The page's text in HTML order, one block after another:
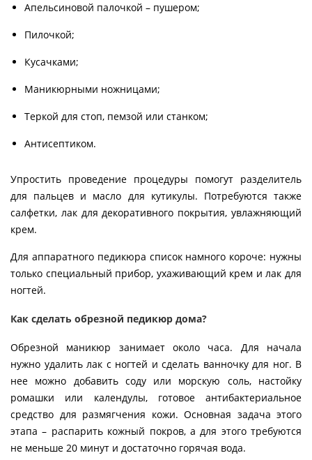
Апельсиновой палочкой – пушером;
Пилочкой;
Кусачками;
Маникюрными ножницами;
Теркой для стоп, пемзой или станком;
Антисептиком.
Упростить проведение процедуры помогут разделитель
для пальцев и масло для кутикулы. Потребуются также
салфетки, лак для декоративного покрытия, увлажняющий
крем.
Для аппаратного педикюра список намного короче: нужны
только специальный прибор, ухаживающий крем и лак для
ногтей.
Как сделать обрезной педикюр дома?
Обрезной маникюр занимает около часа. Для начала
нужно удалить лак с ногтей и сделать ванночку для ног. В
нее можно добавить соду или морскую соль, настойку
ромашки или календулы, готовое антибактериальное
средство для размягчения кожи. Основная задача этого
этапа – распарить кожный покров, а для этого требуются
не меньше 20 минут и достаточно горячая вода.